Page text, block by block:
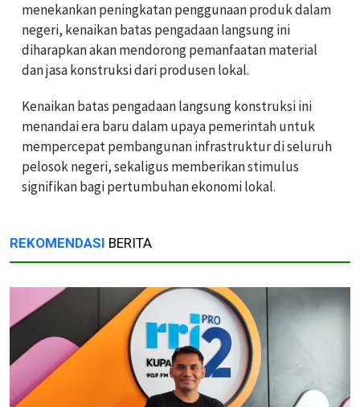
menekankan peningkatan penggunaan produk dalam
negeri, kenaikan batas pengadaan langsung ini
diharapkan akan mendorong pemanfaatan material
dan jasa konstruksi dari produsen lokal.
Kenaikan batas pengadaan langsung konstruksi ini
menandai era baru dalam upaya pemerintah untuk
mempercepat pembangunan infrastruktur di seluruh
pelosok negeri, sekaligus memberikan stimulus
signifikan bagi pertumbuhan ekonomi lokal.
REKOMENDASI BERITA